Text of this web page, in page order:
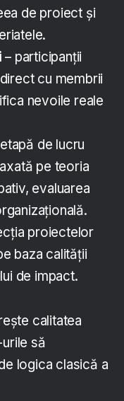
de proiect și
– participanții
cu membrii
nevoile reale
de lucru
pe teoria
evaluarea
proiectelor
baza calității
de impact.
calitatea
să
logica clasică a